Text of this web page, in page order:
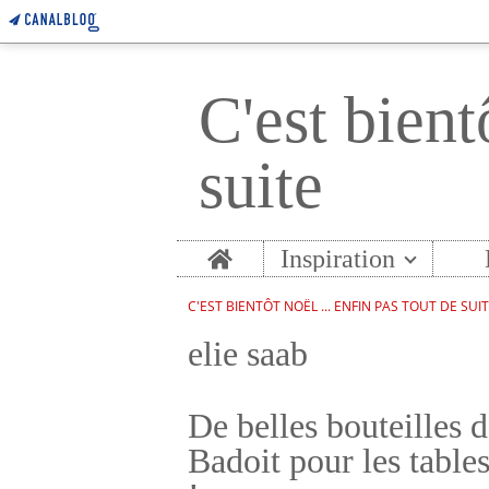
C'est
suite
Home Inspiration
C'EST BIENTÔT NOËL ... ENFIN PAS TOUT DE
elie saab
De belles bouteilles
Badoit pour les